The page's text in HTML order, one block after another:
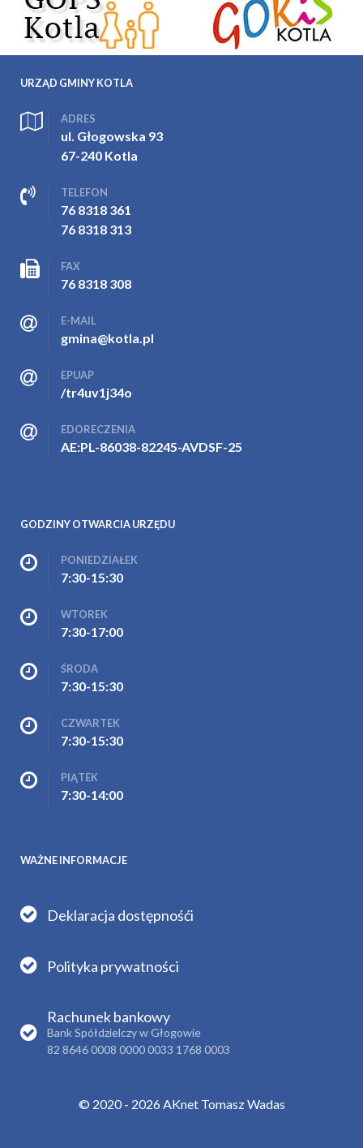
URZĄD GMINY KOTLA
ADRES
ul. Głogowska 93
67-240 Kotla
TELEFON
76 8318 361
76 8318 313
FAX
76 8318 308
E-MAIL
gmina@kotla.pl
EPUAP
/tr4uv1j34o
EDORECZENIA
AE:PL-86038-82245-AVDSF-25
GODZINY OTWARCIA URZĘDU
PONIEDZIAŁEK
7:30-15:30
WTOREK
7:30-17:00
ŚRODA
7:30-15:30
CZWARTEK
7:30-15:30
PIĄTEK
7:30-14:00
WAŻNE INFORMACJE
Deklaracja dostępnośći
Polityka prywatności
Rachunek bankowy
Bank Spółdzielczy w Głogowie
82 8646 0008 0000 0033 1768 0003
© 2020 - 2026 AKnet Tomasz Wadas